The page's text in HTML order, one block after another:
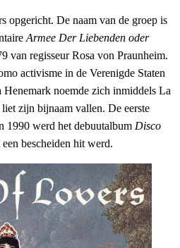
opgericht. De naam van de groep is
Armee Der Liebenden oder
van regisseur Rosa von Praunheim.
activisme in de Verenigde Staten
noemde zich inmiddels La
zijn bijnaam vallen. De eerste
1990 werd het debuutalbum Disco
bescheiden hit werd.